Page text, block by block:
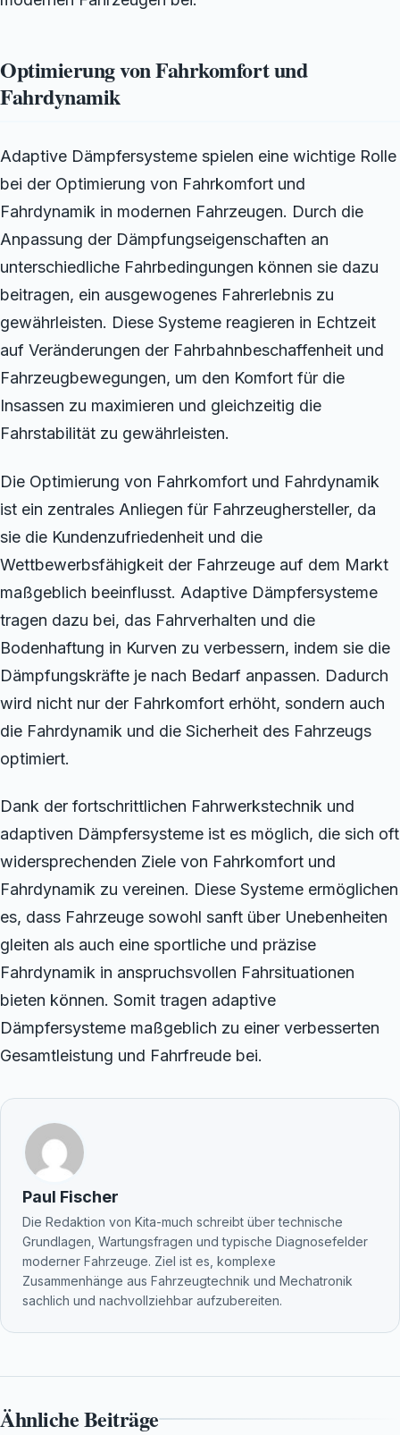
Optimierung von Fahrkomfort und
Fahrdynamik
Adaptive Dämpfersysteme spielen eine wichtige Rolle
bei der Optimierung von Fahrkomfort und
Fahrdynamik in modernen Fahrzeugen. Durch die
Anpassung der Dämpfungseigenschaften an
unterschiedliche Fahrbedingungen können sie dazu
beitragen, ein ausgewogenes Fahrerlebnis zu
gewährleisten. Diese Systeme reagieren in Echtzeit
auf Veränderungen der Fahrbahnbeschaffenheit und
Fahrzeugbewegungen, um den Komfort für die
Insassen zu maximieren und gleichzeitig die
Fahrstabilität zu gewährleisten.
Die Optimierung von Fahrkomfort und Fahrdynamik
ist ein zentrales Anliegen für Fahrzeughersteller, da
sie die Kundenzufriedenheit und die
Wettbewerbsfähigkeit der Fahrzeuge auf dem Markt
maßgeblich beeinflusst. Adaptive Dämpfersysteme
tragen dazu bei, das Fahrverhalten und die
Bodenhaftung in Kurven zu verbessern, indem sie die
Dämpfungskräfte je nach Bedarf anpassen. Dadurch
wird nicht nur der Fahrkomfort erhöht, sondern auch
die Fahrdynamik und die Sicherheit des Fahrzeugs
optimiert.
Dank der fortschrittlichen Fahrwerkstechnik und
adaptiven Dämpfersysteme ist es möglich, die sich oft
widersprechenden Ziele von Fahrkomfort und
Fahrdynamik zu vereinen. Diese Systeme ermöglichen
es, dass Fahrzeuge sowohl sanft über Unebenheiten
gleiten als auch eine sportliche und präzise
Fahrdynamik in anspruchsvollen Fahrsituationen
bieten können. Somit tragen adaptive
Dämpfersysteme maßgeblich zu einer verbesserten
Gesamtleistung und Fahrfreude bei.
Paul Fischer
Die Redaktion von Kita-much schreibt über technische
Grundlagen, Wartungsfragen und typische Diagnosefelder
moderner Fahrzeuge. Ziel ist es, komplexe
Zusammenhänge aus Fahrzeugtechnik und Mechatronik
sachlich und nachvollziehbar aufzubereiten.
Ähnliche Beiträge